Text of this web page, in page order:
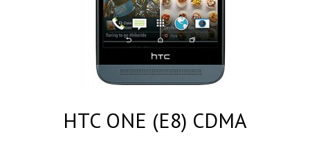
HTC ONE (E8) CDMA